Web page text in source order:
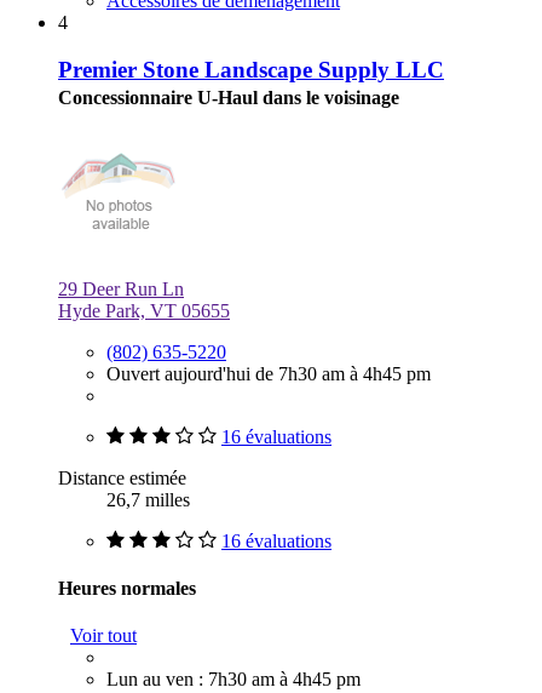
4
Premier Stone Landscape Supply LLC
Concessionnaire U-Haul dans le voisinage
29 Deer Run Ln
Hyde Park, VT 05655
(802) 635-5220
Ouvert aujourd'hui de 7h30 am à 4h45 pm
16 évaluations
Distance estimée
26,7 milles
16 évaluations
Heures normales
Voir tout
Lun au ven : 7h30 am à 4h45 pm